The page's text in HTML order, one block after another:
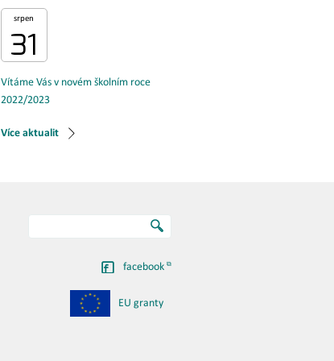
srpen
31
Vítáme Vás v novém školním roce
2022/2023
Více aktualit
facebook
EU granty